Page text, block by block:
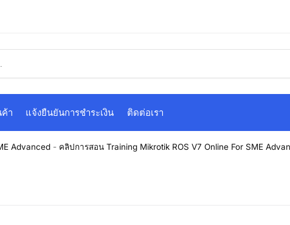
า แจ้งยืนยันการชำระเงิน ติดต่อเรา
Advanced - คลิปการสอน Training Mikrotik ROS V7 Online For SME